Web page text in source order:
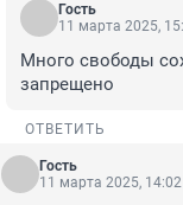
Гость
11 марта 2025,
Много свободы
запрещено
ОТВЕТИТЬ
Гость
11 марта 2025, 14:02